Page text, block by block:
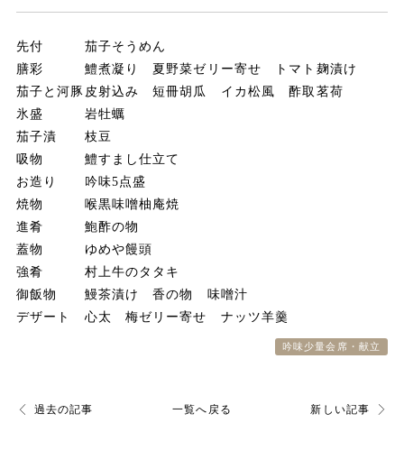
tel. 0256-82-5151
宿泊予約・プラン一覧
ご予約の確認・変更・キャンセル
会員登録
会員情報の確認・変更
ゆめやたより
プライバシーポリシー
キャンセルポリシー
先付 茄子そうめん
膳彩 鱧煮凝り 夏野菜ゼリー寄せ トマト麹漬け
茄子と河豚皮射込み 短冊胡瓜 イカ松風 酢取茗荷
氷盛 岩牡蠣
茄子漬 枝豆
吸物 鱧すまし仕立て
お造り 吟味5点盛
焼物 喉黒味噌柚庵焼
進肴 鮑酢の物
蓋物 ゆめや饅頭
強肴 村上牛のタタキ
御飯物 鰻茶漬け 香の物 味噌汁
デザート 心太 梅ゼリー寄せ ナッツ羊羹
吟味少量会席・献立
過去の記事 一覧へ戻る 新しい記事